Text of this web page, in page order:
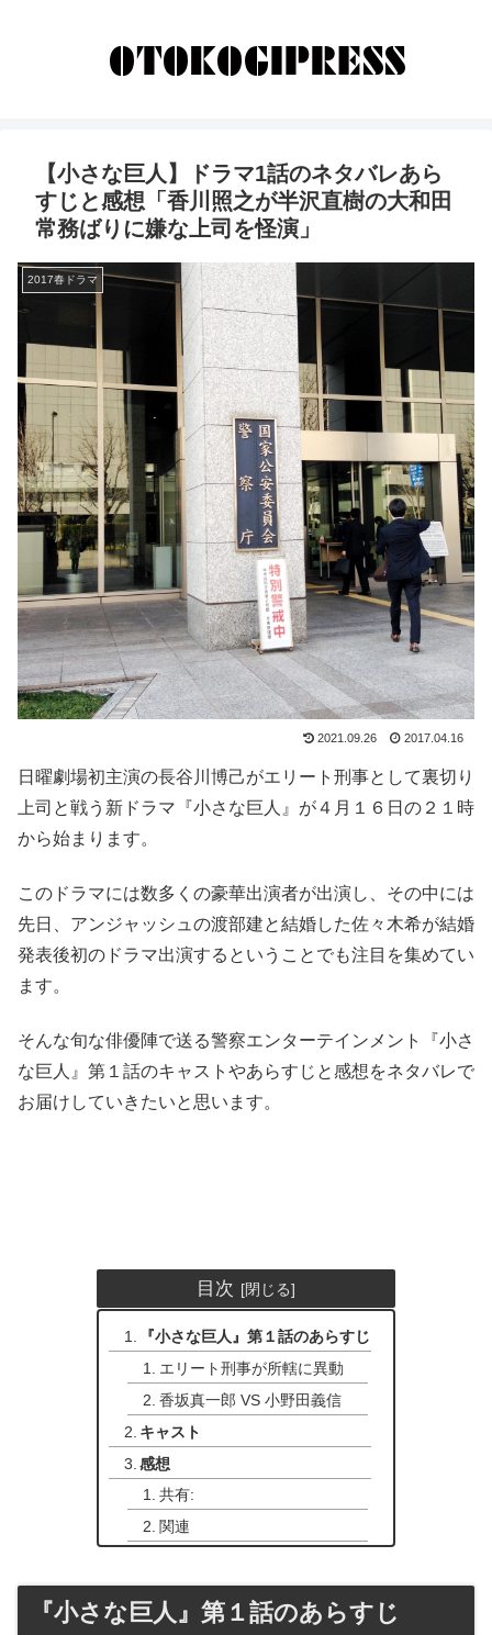
【小さな巨人】ドラマ1話のネタバレあら
すじと感想「香川照之が半沢直樹の大和田
常務ばりに嫌な上司を怪演」
2017春ドラマ
2021.09.26 2017.04.16
日曜劇場初主演の長谷川博己がエリート刑事として裏切り
上司と戦う新ドラマ『小さな巨人』が４月１６日の２１時
から始まります。
このドラマには数多くの豪華出演者が出演し、その中には
先日、アンジャッシュの渡部建と結婚した佐々木希が結婚
発表後初のドラマ出演するということでも注目を集めてい
ます。
そんな旬な俳優陣で送る警察エンターテインメント『小さ
な巨人』第１話のキャストやあらすじと感想をネタバレで
お届けしていきたいと思います。
目次
『小さな巨人』第１話のあらすじ
エリート刑事が所轄に異動
香坂真一郎 VS 小野田義信
キャスト
感想
共有:
関連
『小さな巨人』第１話のあらすじ